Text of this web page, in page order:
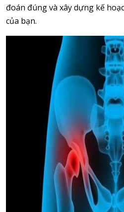
đoán đúng và xây dựng kế
của bạn.